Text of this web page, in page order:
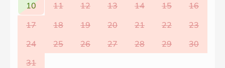
10
11 12 13 14 15
16
17
18 19 20 21 22
23
24
25 26 27 28 29
30
31